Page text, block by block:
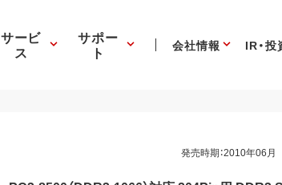
サービ
ス
サポー
ト 会社情報 IR・
発売時期：2010年06月